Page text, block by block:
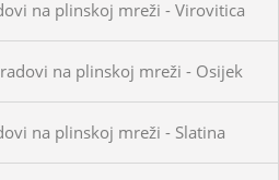
na plinskoj mreži - Virovitica
na plinskoj mreži - Osijek
na plinskoj mreži - Slatina